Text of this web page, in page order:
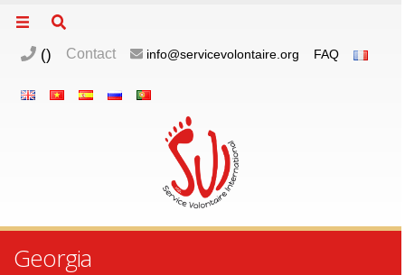
() Contact info@servicevolontaire.org FAQ
Georgia